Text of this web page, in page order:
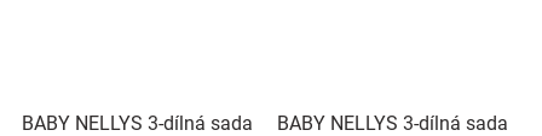
BABY NELLYS 3-dílná sada
BABY NELLYS 3-dílná sada